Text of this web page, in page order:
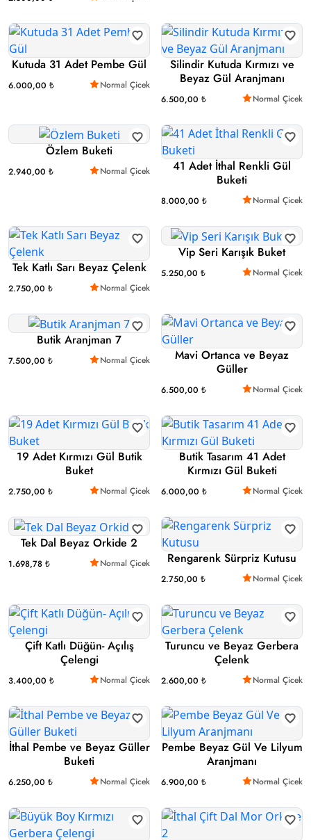
Kutuda 31 Adet Pembe Gül
6.000,00 ₺ Normal Çicek
Silindir Kutuda Kırmızı ve
Beyaz Gül Aranjmanı
6.500,00 ₺ Normal Çicek
Özlem Buketi
2.940,00 ₺ Normal Çicek
41 Adet İthal Renkli Gül
Buketi
8.000,00 ₺ Normal Çicek
Tek Katlı Sarı Beyaz Çelenk
2.750,00 ₺ Normal Çicek
Vip Seri Karışık Buket
5.250,00 ₺ Normal Çicek
Butik Aranjman 7
7.500,00 ₺ Normal Çicek
Mavi Ortanca ve Beyaz
Güller
6.500,00 ₺ Normal Çicek
19 Adet Kırmızı Gül Butik
Buket
2.750,00 ₺ Normal Çicek
Butik Tasarım 41 Adet
Kırmızı Gül Buketi
6.000,00 ₺ Normal Çicek
Tek Dal Beyaz Orkide 2
1.698,78 ₺ Normal Çicek Rengarenk Sürpriz Kutusu
2.750,00 ₺ Normal Çicek
Çift Katlı Düğün- Açılış
Çelengi
3.400,00 ₺ Normal Çicek
Turuncu ve Beyaz Gerbera
Çelenk
2.600,00 ₺ Normal Çicek
İthal Pembe ve Beyaz Güller
Buketi
6.250,00 ₺ Normal Çicek
Pembe Beyaz Gül Ve Lilyum
Aranjmanı
6.900,00 ₺ Normal Çicek